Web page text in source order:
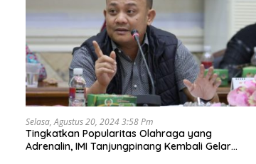
Selasa, Agustus 20, 2024 3:58 Pm
Tingkatkan Popularitas Olahraga yang
Adrenalin, IMI Tanjungpinang Kembali Gelar